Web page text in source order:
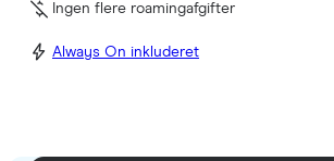
Ingen flere roamingafgifter
Always On inkluderet